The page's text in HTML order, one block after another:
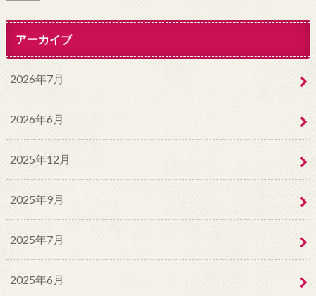
アーカイブ
2026年7月
2026年6月
2025年12月
2025年9月
2025年7月
2025年6月